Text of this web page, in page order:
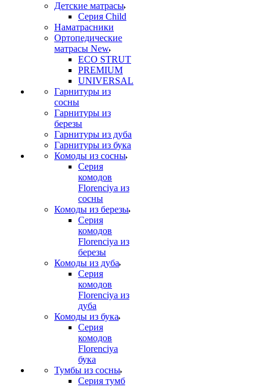
Детские матрасы
Серия Child
Наматрасники
Ортопедические
матрасы New
ECO STRUT
PREMIUM
UNIVERSAL
Гарнитуры из
сосны
Гарнитуры из
березы
Гарнитуры из дуба
Гарнитуры из бука
Комоды из сосны
Серия
комодов
Florenciya из
сосны
Комоды из березы
Серия
комодов
Florenciya из
березы
Комоды из дуба
Серия
комодов
Florenciya из
дуба
Комоды из бука
Серия
комодов
Florenciya
бука
Тумбы из сосны
Серия тумб